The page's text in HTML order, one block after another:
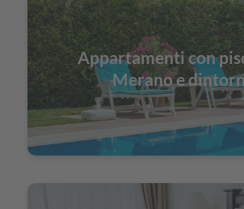
Appartamenti con
Merano e